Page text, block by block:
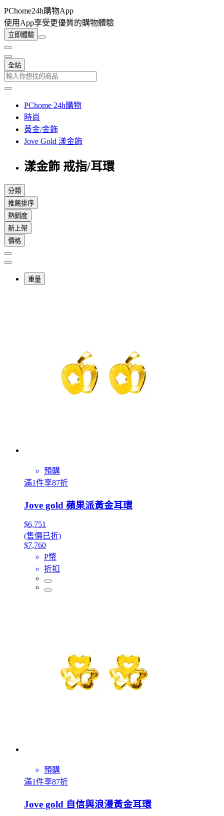
PChome24h購物App
使用App享受更優質的購物體驗
立即體驗
全站
PChome 24h購物
時尚
黃金/金飾
Jove Gold 漾金飾
漾金飾 戒指/耳環
分類
推薦排序
熱銷度
新上架
價格
重量
預購
滿1件享87折
Jove gold 蘋果派黃金耳環
$6,751
(售價已折)
$7,760
P幣
折扣
預購
滿1件享87折
Jove gold 自信與浪漫黃金耳環